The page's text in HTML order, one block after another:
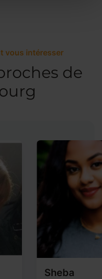
vous intéresser
de
Sheba